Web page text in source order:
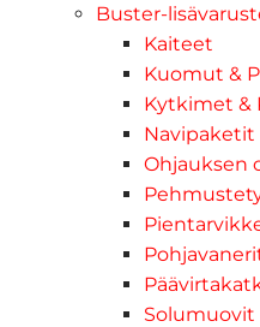
Buster-
Kaiteet
Kuomut &
Kytkimet &
Navipaketit
Ohjauksen
Solumuovit